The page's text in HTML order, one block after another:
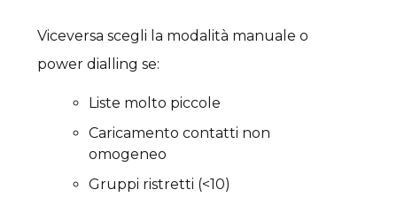
Viceversa scegli la modalità manuale o
power dialling se:
Liste molto piccole
Caricamento contatti non
omogeneo
Gruppi ristretti (<10)